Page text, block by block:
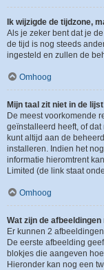
Ik wijzigde de tijdzone,
Als je zeker bent dat je
de tijd is nog steeds
ingesteld en zullen de
Omhoog
Mijn taal zit niet in de
De meest voorkomende
geïnstalleerd heeft, of
kunt altijd aan de
installeren. Indien het
informatie hieromtrent
Limited (de link staat
Omhoog
Wat zijn de
Er kunnen 2
De eerste afbeelding
blokjes die aangeven
Hieronder kan nog een